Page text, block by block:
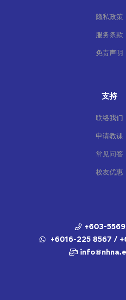
隐私政策
服务条款
免责声明
支持
联络我们
申请教课
常见问答
校友优惠
+603-
+6016-225 8567 /